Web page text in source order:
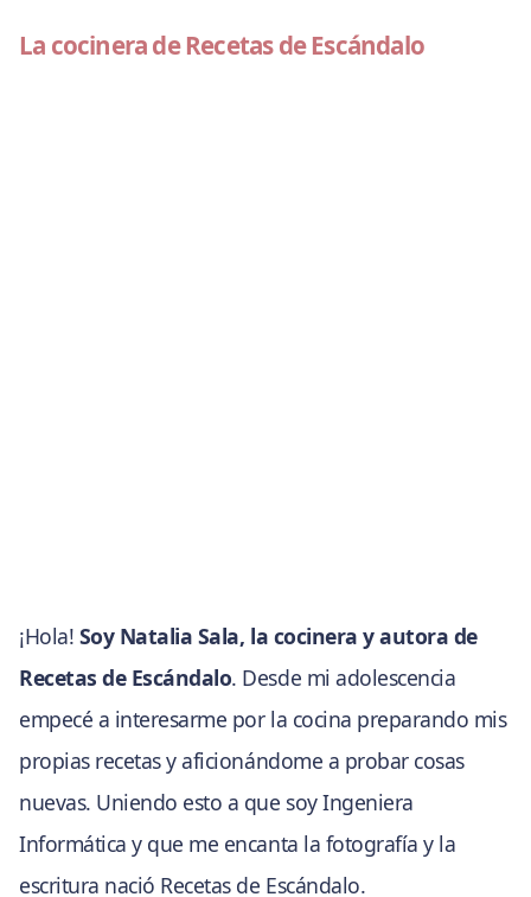
La cocinera de Recetas de Escándalo
¡Hola! Soy Natalia Sala, la cocinera y autora de
Recetas de Escándalo. Desde mi adolescencia
empecé a interesarme por la cocina preparando mis
propias recetas y aficionándome a probar cosas
nuevas. Uniendo esto a que soy Ingeniera
Informática y que me encanta la fotografía y la
escritura nació Recetas de Escándalo.